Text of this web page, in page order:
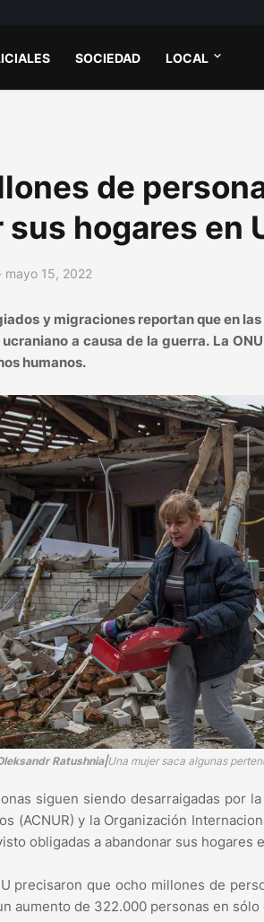
SOCIEDAD LOCAL
de
sus hogares en
mayo 15, 2022
y migraciones reportan que en
a causa de la guerra. La
humanos.
Ratushnia|Una mujer saca algunas
siguen siendo desarraigadas por
(ACNUR) y la Organización
obligadas a abandonar sus hogares
precisaron que ocho millones de
aumento de 322.000 personas en sólo